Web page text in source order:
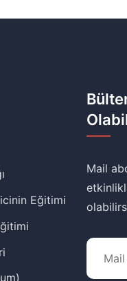
Eğitimi
Mail